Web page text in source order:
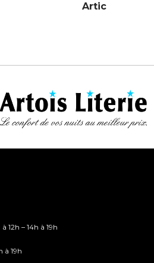
Artic
12h – 14h à 19h
à 19h